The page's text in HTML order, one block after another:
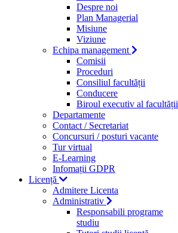
Despre noi
Plan Managerial
Misiune
Viziune
Echipa management
Comisii
Proceduri
Consiliul facultății
Conducere
Biroul executiv al facultății
Departamente
Contact / Secretariat
Concursuri / posturi vacante
Tur virtual
E-Learning
Infomații GDPR
Licență
Admitere Licenta
Administrativ
Responsabili programe
studiu